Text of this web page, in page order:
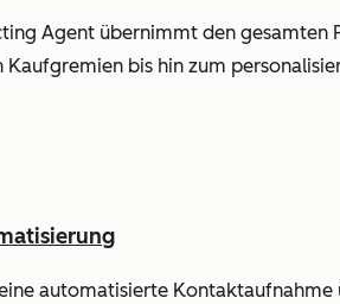
Agent übernimmt den
Kaufgremien bis hin zum
automatisierte